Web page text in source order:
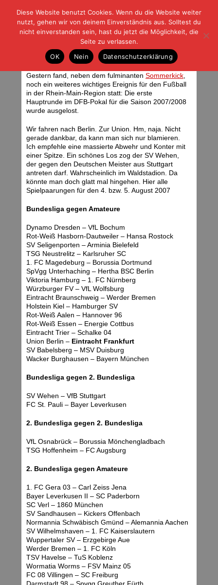
| | |BLOG-GFußball und der Rest
HOME|REGELN|IMPRESSUM |DATENSCHUTZ
Wir fahren nach Berlin
Sonntag, 01.07.07 | 07:41 Uhr
Gestern fand, neben dem fulminanten Sommerkick
noch ein weiteres wichtiges Ereignis für den Fußball
in der Rhein-Main-Region statt: Die erste
Hauptrunde im DFB-Pokal für die Saison 2007/2008
wurde ausgelost.
Wir fahren nach Berlin. Zur Union. Hm, naja. Nicht
gerade dankbar, da kann man sich nur blamieren.
Ich empfehle eine massierte Abwehr und Konter mit
einer Spitze. Ein schönes Los zog der SV Wehen,
der gegen den Deutschen Meister aus Stuttgart
antreten darf. Wahrscheinlich im Waldstadion. Da
könnte man doch glatt mal hingehen. Hier alle
Spielpaarungen für den 4. bzw. 5. August 2007
Bundesliga gegen Amateure
Dynamo Dresden – VfL Bochum
Rot-Weiß Hasborn-Dautweiler – Hansa Rostock
SV Seligenporten – Arminia Bielefeld
TSG Neustrelitz – Karlsruher SC
1. FC Magedeburg – Borussia Dortmund
SpVgg Unterhaching – Hertha BSC Berlin
Viktoria Hamburg – 1. FC Nürnberg
Würzburger FV – VfL Wolfsburg
Eintracht Braunschweig – Werder Bremen
Holstein Kiel – Hamburger SV
Rot-Weiß Aalen – Hannover 96
Rot-Weiß Essen – Energie Cottbus
Eintracht Trier – Schalke 04
Union Berlin – Eintracht Frankfurt
SV Babelsberg – MSV Duisburg
Wacker Burghausen – Bayern München
Bundesliga gegen 2. Bundesliga
SV Wehen – VfB Stuttgart
FC St. Pauli – Bayer Leverkusen
2. Bundesliga gegen 2. Bundesliga
VfL Osnabrück – Borussia Mönchengladbach
TSG Hoffenheim – FC Augsburg
2. Bundesliga gegen Amateure
1. FC Gera 03 – Carl Zeiss Jena
Bayer Leverkusen II – SC Paderborn
SC Verl – 1860 München
SV Sandhausen – Kickers Offenbach
Normannia Schwäbisch Gmünd – Alemannia Aachen
SV Wilhelmshaven – 1. FC Kaiserslautern
Wuppertaler SV – Erzgebirge Aue
Werder Bremen – 1. FC Köln
TSV Havelse – TuS Koblenz
Wormatia Worms – FSV Mainz 05
FC 08 Villingen – SC Freiburg
Diese Website benutzt Cookies. Wenn du die Website weiter
nutzt, gehen wir von deinem Einverständnis aus. Solltest du
nicht einverstanden sein, hast du jetzt die Möglichkeit, die
Seite zu verlassen.
OK
Nein Datenschutzerklärung